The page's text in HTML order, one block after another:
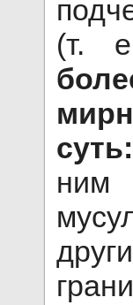
(т. е
ним